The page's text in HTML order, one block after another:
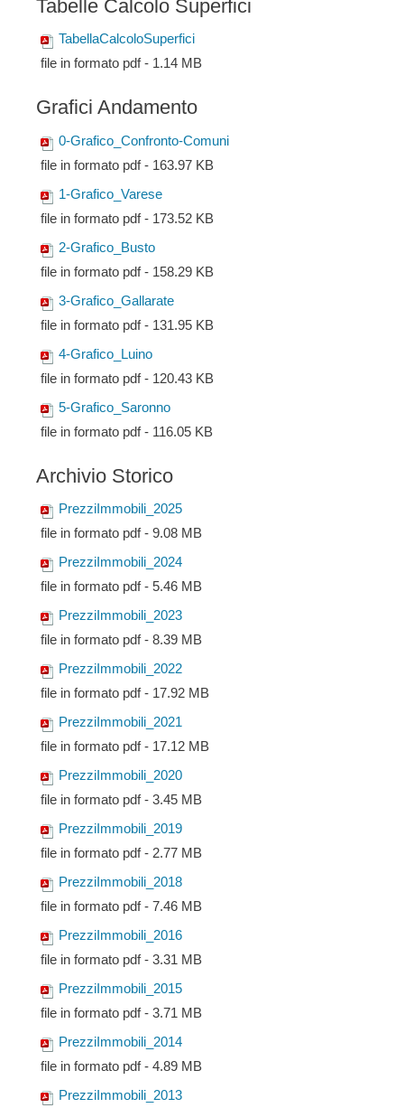
Tabelle Calcolo Superfici
TabellaCalcoloSuperfici
file in formato pdf - 1.14 MB
Grafici Andamento
0-Grafico_Confronto-Comuni
file in formato pdf - 163.97 KB
1-Grafico_Varese
file in formato pdf - 173.52 KB
2-Grafico_Busto
file in formato pdf - 158.29 KB
3-Grafico_Gallarate
file in formato pdf - 131.95 KB
4-Grafico_Luino
file in formato pdf - 120.43 KB
5-Grafico_Saronno
file in formato pdf - 116.05 KB
Archivio Storico
PrezziImmobili_2025
file in formato pdf - 9.08 MB
PrezziImmobili_2024
file in formato pdf - 5.46 MB
PrezziImmobili_2023
file in formato pdf - 8.39 MB
PrezziImmobili_2022
file in formato pdf - 17.92 MB
PrezziImmobili_2021
file in formato pdf - 17.12 MB
PrezziImmobili_2020
file in formato pdf - 3.45 MB
PrezziImmobili_2019
file in formato pdf - 2.77 MB
PrezziImmobili_2018
file in formato pdf - 7.46 MB
PrezziImmobili_2016
file in formato pdf - 3.31 MB
PrezziImmobili_2015
file in formato pdf - 3.71 MB
PrezziImmobili_2014
file in formato pdf - 4.89 MB
PrezziImmobili_2013